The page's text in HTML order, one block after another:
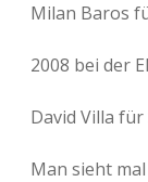
Milan Baros
2008 bei der
David Villa
Man sieht